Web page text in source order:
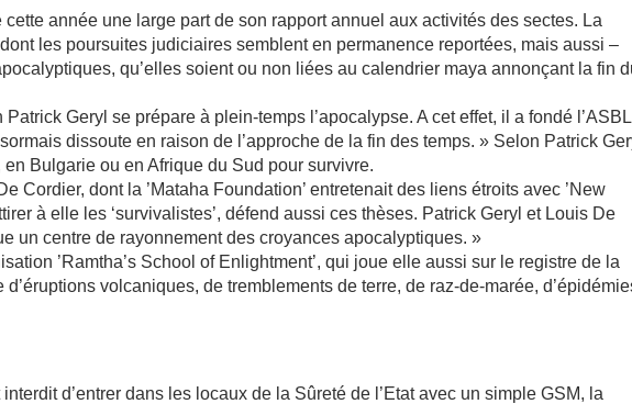
cette année une large part de son rapport annuel aux activités des sectes. La
les poursuites judiciaires semblent en permanence reportées, mais aussi –
qu’elles soient ou non liées au calendrier maya annonçant la fin
Geryl se prépare à plein-temps l’apocalypse. A cet effet, il a fondé l’ASBL
dissoute en raison de l’approche de la fin des temps. » Selon Patrick
Bulgarie ou en Afrique du Sud pour survivre.
Cordier, dont la ’Mataha Foundation’ entretenait des liens étroits avec ’New
à elle les ‘survivalistes’, défend aussi ces thèses. Patrick Geryl et Louis De
un centre de rayonnement des croyances apocalyptiques. »
’Ramtha’s School of Enlightment’, qui joue elle aussi sur le registre de la
volcaniques, de tremblements de terre, de raz-de-marée,
d’entrer dans les locaux de la Sûreté de l’Etat avec un simple GSM, la